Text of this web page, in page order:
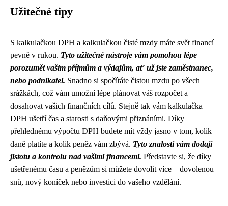
Užitečné tipy
S kalkulačkou DPH a kalkulačkou čisté mzdy máte svět financí
pevně v rukou. Tyto užitečné nástroje vám pomohou lépe
porozumět vašim příjmům a výdajům, ať už jste zaměstnanec,
nebo podnikatel. Snadno si spočítáte čistou mzdu po všech
srážkách, což vám umožní lépe plánovat váš rozpočet a
dosahovat vašich finančních cílů. Stejně tak vám kalkulačka
DPH ušetří čas a starosti s daňovými přiznáními. Díky
přehlednému výpočtu DPH budete mít vždy jasno v tom, kolik
daně platíte a kolik peněz vám zbývá. Tyto znalosti vám dodají
jistotu a kontrolu nad vašimi financemi. Představte si, že díky
ušetřenému času a penězům si můžete dovolit více – dovolenou
snů, nový koníček nebo investici do vašeho vzdělání.